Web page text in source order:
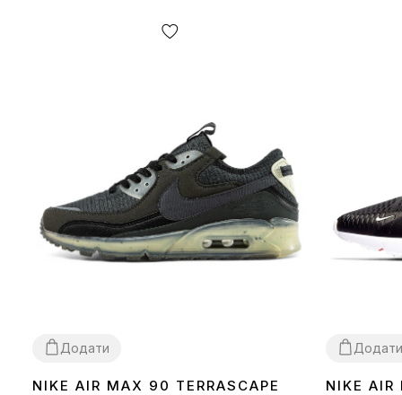
Додати
NIKE AIR MAX 90 TERRASCAPE
Додати
NIKE AIR